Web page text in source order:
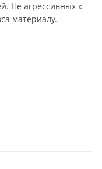
Не агрессивных к
материалу.